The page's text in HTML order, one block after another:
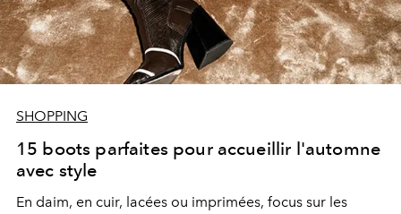
SHOPPING
15 boots parfaites pour accueillir l'automne
avec style
En daim, en cuir, lacées ou imprimées, focus sur les